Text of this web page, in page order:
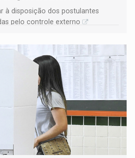
à disposição dos postulantes
pelo controle externo